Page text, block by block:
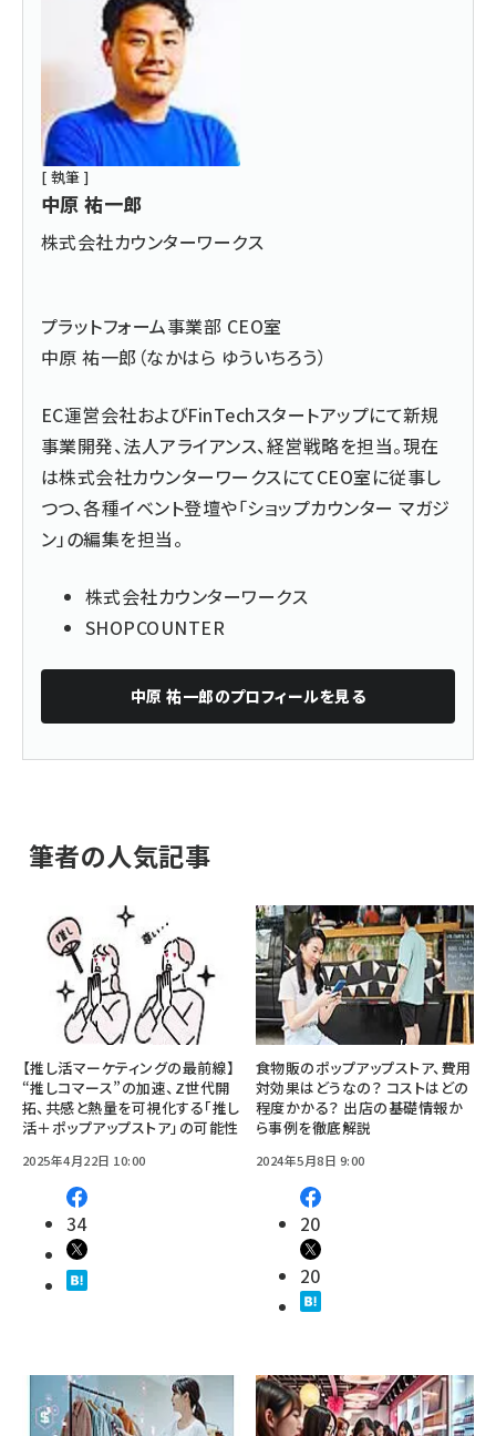
[ 執筆 ]
中原 祐一郎
株式会社カウンターワークス
プラットフォーム事業部 CEO室
中原 祐一郎（なかはら ゆういちろう）
EC運営会社およびFinTechスタートアップにて新規
事業開発、法人アライアンス、経営戦略を担当。現在
は株式会社カウンターワークスにてCEO室に従事し
つつ、各種イベント登壇や「ショップカウンター マガジ
ン」の編集を担当。
株式会社カウンターワークス
SHOPCOUNTER
中原 祐一郎のプロフィールを見る
筆者の人気記事
【推し活マーケティングの最前線】
“推しコマース”の加速、Z世代開
拓、共感と熱量を可視化する「推し
活＋ポップアップストア」の可能性
2025年4月22日 10:00
34
食物販のポップアップストア、費用
対効果はどうなの？ コストはどの
程度かかる？ 出店の基礎情報か
ら事例を徹底解説
2024年5月8日 9:00
20
20